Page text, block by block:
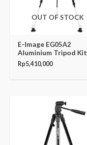
OUT OF STOCK
E-Image EG05A2
Aluminium Tripod Kit
Rp5,410,000